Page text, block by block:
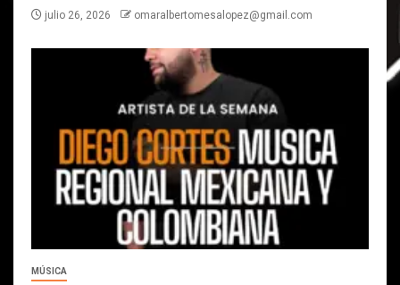
julio 26, 2026 omaralbertomesalopez@gmail.com
MÚSICA